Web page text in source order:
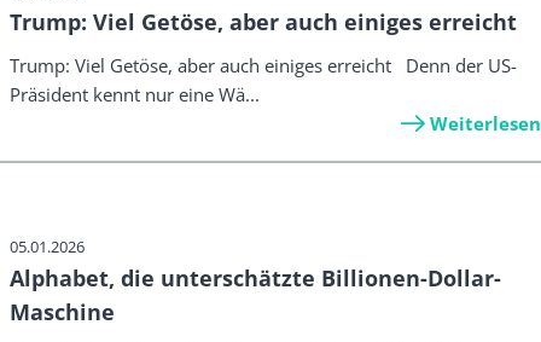
Trump: Viel Getöse, aber auch einiges erreicht
Trump: Viel Getöse, aber auch einiges erreicht Denn der US-
Präsident kennt nur eine Wä...
Weiterlesen
05.01.2026
Alphabet, die unterschätzte Billionen-Dollar-
Maschine